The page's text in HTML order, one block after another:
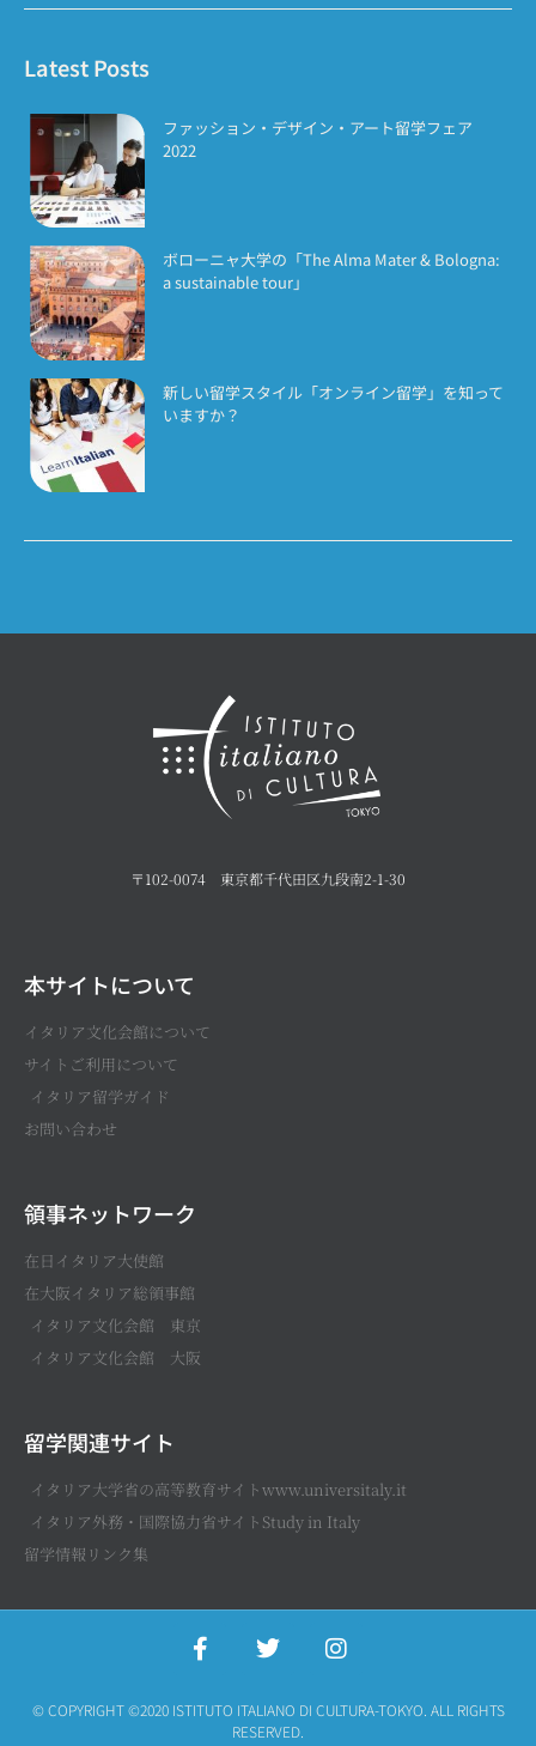
Latest Posts
ファッション・デザイン・アート留学フェア
2022
ボローニャ大学の「The Alma Mater & Bologna:
a sustainable tour」
新しい留学スタイル「オンライン留学」を知って
いますか？
〒102-0074 東京都千代田区九段南2-1-30
本サイトについて
イタリア文化会館について
サイトご利用について
イタリア留学ガイド
お問い合わせ
領事ネットワーク
在日イタリア大使館
在大阪イタリア総領事館
イタリア文化会館 東京
イタリア文化会館 大阪
留学関連サイト
イタリア大学省の高等教育サイトwww.universitaly.it
イタリア外務・国際協力省サイトStudy in Italy
留学情報リンク集
© COPYRIGHT ©2020 ISTITUTO ITALIANO DI CULTURA-TOKYO. ALL RIGHTS
RESERVED.